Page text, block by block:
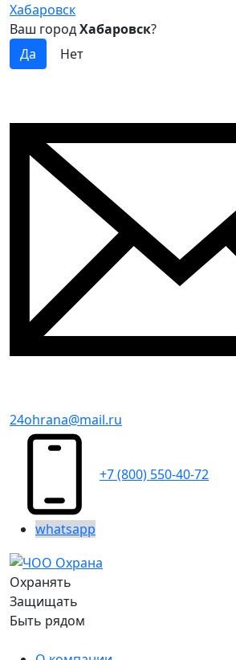
Хабаровск
Ваш городХабаровск?
24ohrana@mail.ru
+7 (800) 550-40-72
whatsapp
Охранять
Защищать
Быть рядом